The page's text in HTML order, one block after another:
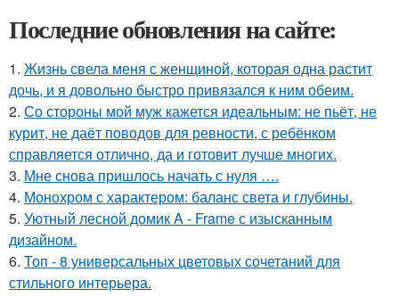
Последние обновления на сайте:
1. Жизнь свела меня с женщиной, которая одна растит
дочь, и я довольно быстро привязался к ним обеим.
2. Со стороны мой муж кажется идеальным: не пьёт, не
курит, не даёт поводов для ревности, с ребёнком
справляется отлично, да и готовит лучше многих.
3. Мне снова пришлось начать с нуля ….
4. Монохром с характером: баланс света и глубины.
5. Уютный лесной домик A - Frame с изысканным
дизайном.
6. Топ - 8 универсальных цветовых сочетаний для
стильного интерьера.